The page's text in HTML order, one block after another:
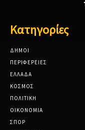
Κατηγορίες
ΔΗΜΟΙ
ΠΕΡΙΦΕΡΕΙΕΣ
ΕΛΛΑΔΑ
ΚΟΣΜΟΣ
ΠΟΛΙΤΙΚΗ
ΟΙΚΟΝΟΜΙΑ
ΣΠΟΡ